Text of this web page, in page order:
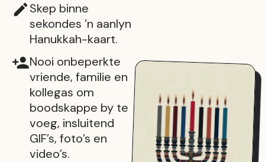
Skep binne
sekondes ’n aanlyn
Hanukkah-kaart.
Nooi onbeperkte
vriende, familie en
kollegas om
boodskappe by te
voeg, insluitend
GIF’s, foto’s en
video’s.